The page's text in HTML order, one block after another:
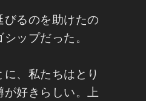
るのを助けたの
ップだった。
、私たちはとり
好きらしい。上